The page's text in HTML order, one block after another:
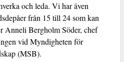
och leda. Vi har även
från 15 till 24 som kan
Anneli Bergholm Söder, chef
vid Myndigheten för
(MSB).